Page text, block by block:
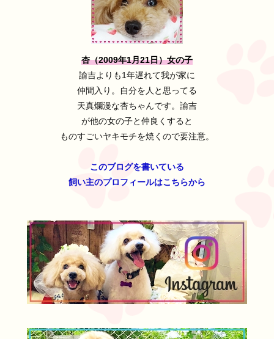
杏（2009年1月21日）女の子
諭吉よりも1年遅れて我が家に
仲間入り。自分を人と思ってる
天真爛漫な杏ちゃんです。諭吉
が他の女の子と仲良くすると
ものすごいヤキモチを焼くので要注意。
このブログを書いている
飼い主のプロフィールはこちらから